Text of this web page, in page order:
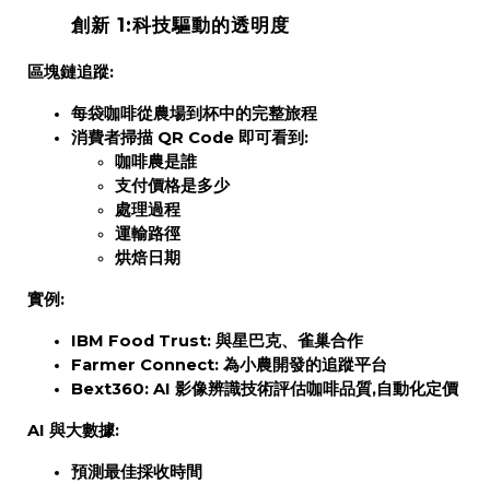
創新 1:科技驅動的透明度
區塊鏈追蹤:
每袋咖啡從農場到杯中的完整旅程
消費者掃描 QR Code 即可看到:
咖啡農是誰
支付價格是多少
處理過程
運輸路徑
烘焙日期
實例:
IBM Food Trust: 與星巴克、雀巢合作
Farmer Connect: 為小農開發的追蹤平台
Bext360: AI 影像辨識技術評估咖啡品質,自動化定價
AI 與大數據:
預測最佳採收時間